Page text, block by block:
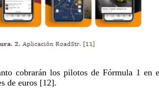
cobrarán los pilotos de Fórmula 1 en
de euros [12].